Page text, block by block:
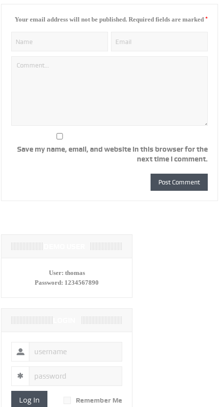
Your email address will not be published. Required fields are marked *
Save my name, email, and website in this browser for the
next time I comment.
User: thomas
Password: 1234567890
Log In Remember Me